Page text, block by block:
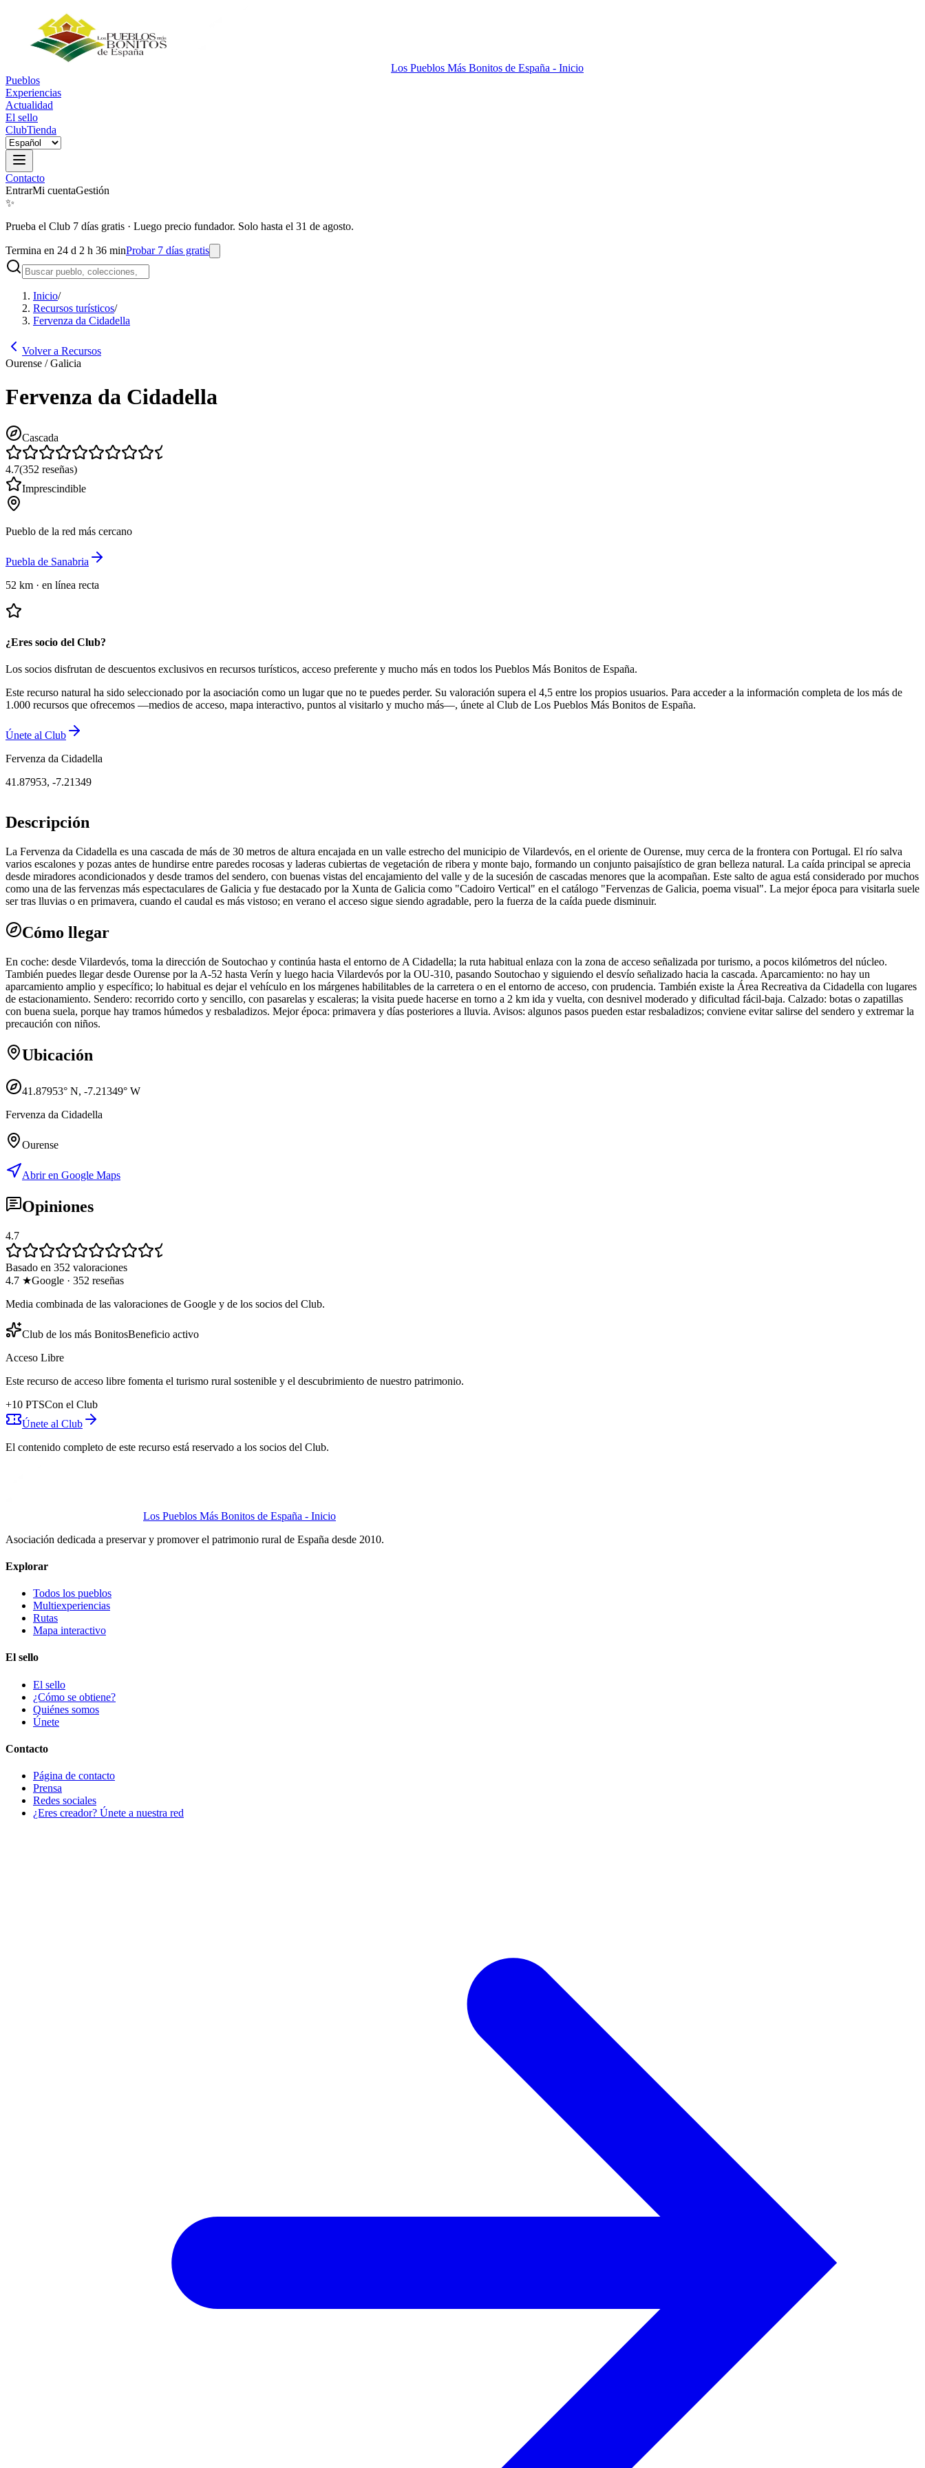
Los Pueblos Más Bonitos de España - Inicio
Pueblos
Experiencias
Actualidad
El sello
ClubTienda
Contacto
EntrarMi cuentaGestión
✨
Prueba el Club 7 días gratis · Luego precio fundador. Solo hasta el 31 de agosto.
Termina en 24 d 2 h 36 minProbar 7 días gratis
Inicio/
Recursos turísticos/
Fervenza da Cidadella
Volver a Recursos
Ourense / Galicia
Fervenza da Cidadella
Cascada
4.7(352 reseñas)
Imprescindible
Pueblo de la red más cercano
Puebla de Sanabria
52 km · en línea recta
¿Eres socio del Club?
Los socios disfrutan de descuentos exclusivos en recursos turísticos, acceso preferente y mucho más en todos los Pueblos Más Bonitos de España.
Este recurso natural ha sido seleccionado por la asociación como un lugar que no te puedes perder. Su valoración supera el 4,5 entre los propios usuarios. Para acceder a la información completa de los más de
1.000 recursos que ofrecemos —medios de acceso, mapa interactivo, puntos al visitarlo y mucho más—, únete al Club de Los Pueblos Más Bonitos de España.
Únete al Club
Fervenza da Cidadella
41.87953, -7.21349
Descripción
La Fervenza da Cidadella es una cascada de más de 30 metros de altura encajada en un valle estrecho del municipio de Vilardevós, en el oriente de Ourense, muy cerca de la frontera con Portugal. El río salva
varios escalones y pozas antes de hundirse entre paredes rocosas y laderas cubiertas de vegetación de ribera y monte bajo, formando un conjunto paisajístico de gran belleza natural. La caída principal se aprecia
desde miradores acondicionados y desde tramos del sendero, con buenas vistas del encajamiento del valle y de la sucesión de cascadas menores que la acompañan. Este salto de agua está considerado por muchos
como una de las fervenzas más espectaculares de Galicia y fue destacado por la Xunta de Galicia como "Cadoiro Vertical" en el catálogo "Fervenzas de Galicia, poema visual". La mejor época para visitarla suele
ser tras lluvias o en primavera, cuando el caudal es más vistoso; en verano el acceso sigue siendo agradable, pero la fuerza de la caída puede disminuir.
Cómo llegar
En coche: desde Vilardevós, toma la dirección de Soutochao y continúa hasta el entorno de A Cidadella; la ruta habitual enlaza con la zona de acceso señalizada por turismo, a pocos kilómetros del núcleo.
También puedes llegar desde Ourense por la A-52 hasta Verín y luego hacia Vilardevós por la OU-310, pasando Soutochao y siguiendo el desvío señalizado hacia la cascada. Aparcamiento: no hay un
aparcamiento amplio y específico; lo habitual es dejar el vehículo en los márgenes habilitables de la carretera o en el entorno de acceso, con prudencia. También existe la Área Recreativa da Cidadella con lugares
de estacionamiento. Sendero: recorrido corto y sencillo, con pasarelas y escaleras; la visita puede hacerse en torno a 2 km ida y vuelta, con desnivel moderado y dificultad fácil-baja. Calzado: botas o zapatillas
con buena suela, porque hay tramos húmedos y resbaladizos. Mejor época: primavera y días posteriores a lluvia. Avisos: algunos pasos pueden estar resbaladizos; conviene evitar salirse del sendero y extremar la
precaución con niños.
Ubicación
41.87953° N, -7.21349° W
Fervenza da Cidadella
Ourense
Abrir en Google Maps
Opiniones
4.7
Basado en 352 valoraciones
4.7 ★Google · 352 reseñas
Media combinada de las valoraciones de Google y de los socios del Club.
Club de los más BonitosBeneficio activo
Acceso Libre
Este recurso de acceso libre fomenta el turismo rural sostenible y el descubrimiento de nuestro patrimonio.
+10 PTSCon el Club
Únete al Club
El contenido completo de este recurso está reservado a los socios del Club.
Los Pueblos Más Bonitos de España - Inicio
Asociación dedicada a preservar y promover el patrimonio rural de España desde 2010.
Explorar
Todos los pueblos
Multiexperiencias
Rutas
Mapa interactivo
El sello
El sello
¿Cómo se obtiene?
Quiénes somos
Únete
Contacto
Página de contacto
Prensa
Redes sociales
¿Eres creador? Únete a nuestra red